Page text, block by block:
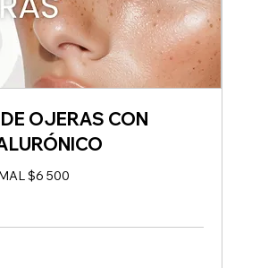
OJERAS CON
$6 500